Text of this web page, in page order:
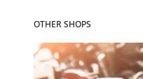
OTHER SHOPS